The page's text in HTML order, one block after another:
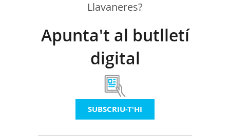
Llavaneres?
Apunta't al butlletí
digital
SUBSCRIU-T'HI